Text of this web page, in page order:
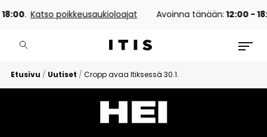
. Katso poikkeusaukioloajat Avoinna tänään:12:00 -
Etusivu / Uutiset / Cropp avaa Itiksessä 30.1.